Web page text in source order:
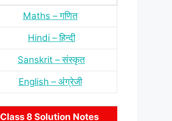
Maths – गणित
Hindi – हिन्‍दी
Sanskrit – संस्‍कृत
English – अंंग्रेजी
Class 8 Solution Notes